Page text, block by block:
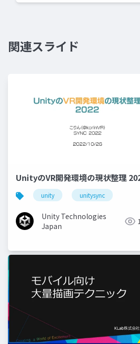
関連スライド
UnityのVR開発環境の現状整理
unity unitysync
Unity Technologies
Japan